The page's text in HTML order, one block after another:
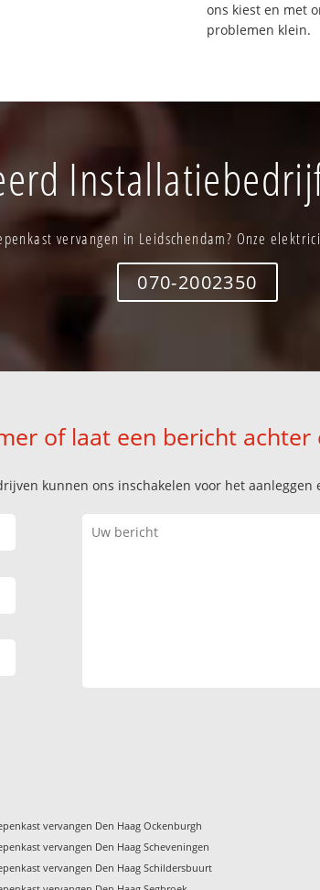
ons kiest en met
problemen klein.
vervangen in Leidschendam? Onze
070-2002350
of laat een bericht
kunnen ons inschakelen voor het
vervangen Den Haag Ockenburgh
vervangen Den Haag Scheveningen
vervangen Den Haag Schildersbuurt